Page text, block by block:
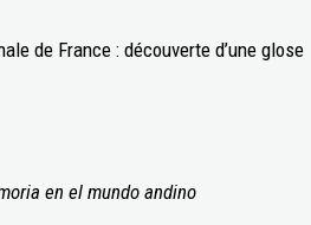
de France : découverte d’une glose
en el mundo andino